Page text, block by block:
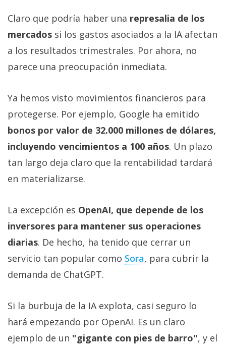
Claro que podría haber una represalia de los
mercados si los gastos asociados a la IA afectan
a los resultados trimestrales. Por ahora, no
parece una preocupación inmediata.
Ya hemos visto movimientos financieros para
protegerse. Por ejemplo, Google ha emitido
bonos por valor de 32.000 millones de dólares,
incluyendo vencimientos a 100 años. Un plazo
tan largo deja claro que la rentabilidad tardará
en materializarse.
La excepción es OpenAI, que depende de los
inversores para mantener sus operaciones
diarias. De hecho, ha tenido que cerrar un
servicio tan popular como Sora‎, para cubrir la
demanda de ChatGPT.
Si la burbuja de la IA explota, casi seguro lo
hará empezando por OpenAI. Es un claro
ejemplo de un "gigante con pies de barro", y el